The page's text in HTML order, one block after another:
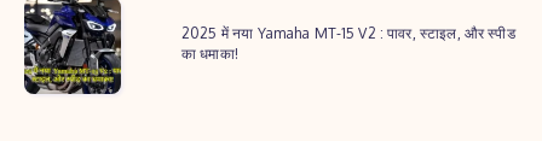
असम
की
Babydoll
2025
में
नया
2025 में नया Yamaha MT-15 V2 : पावर, स्टाइल, और स्पीड
का धमाका!